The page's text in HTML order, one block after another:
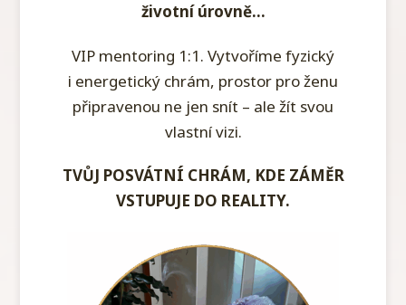
životní úrovně...
VIP mentoring 1:1. Vytvoříme fyzický
i energetický chrám, prostor pro ženu
připravenou ne jen snít – ale žít svou
vlastní vizi.
TVŮJ POSVÁTNÍ CHRÁM, KDE ZÁMĚR
VSTUPUJE DO REALITY.